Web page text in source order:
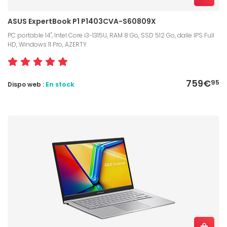
ASUS ExpertBook P1 P1403CVA-S60809X
PC portable 14", Intel Core i3-1315U, RAM 8 Go, SSD 512 Go, dalle IPS Full
HD, Windows 11 Pro, AZERTY
759€95
Dispo web : En stock